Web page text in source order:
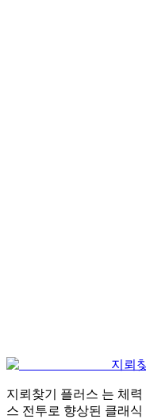
지금 플레이 — 마인
지뢰
지뢰찾기 플러스 는 체
스 전투로 향상된 클래